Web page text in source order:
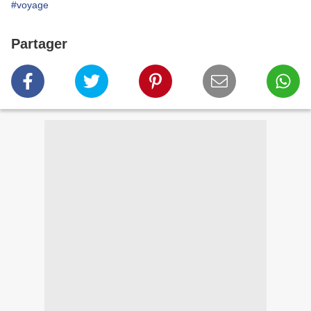
#voyage
Partager